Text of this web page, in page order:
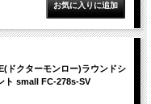
ドクターモンロー)ラウンドシ
ト small FC-278s-SV